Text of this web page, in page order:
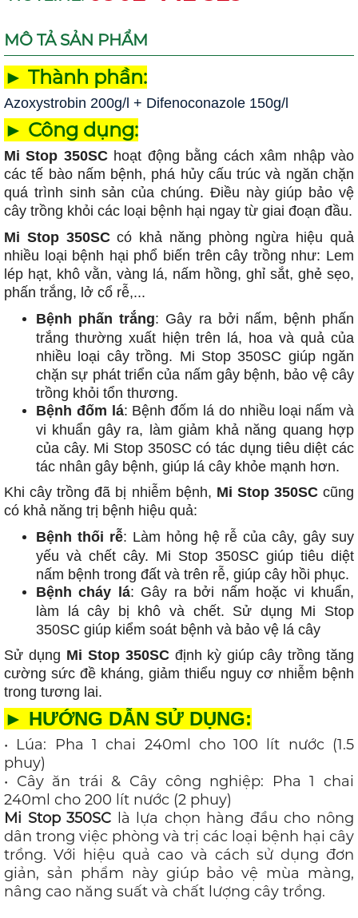
MÔ TẢ SẢN PHẨM
► Thành phần:
Azoxystrobin 200g/l + Difenoconazole 150g/l
► Công dụng:
Mi Stop 350SChoạt động bằng cách xâm nhập vào
các tế bào nấm bệnh, phá hủy cấu trúc và ngăn chặn
quá trình sinh sản của chúng. Điều này giúp bảo vệ
cây trồng khỏi các loại bệnh hại ngay từ giai đoạn đầu.
Mi Stop 350SCcó khả năng phòng ngừa hiệu quả
nhiều loại bệnh hại phổ biến trên cây trồng như: Lem
lép hạt, khô vằn, vàng lá, nấm hồng, ghỉ sắt, ghẻ sẹo,
phấn trắng, lở cổ rễ,...
Bệnh phấn trắng: Gây ra bởi nấm, bệnh phấn
trắng thường xuất hiện trên lá, hoa và quả của
nhiều loại cây trồng. Mi Stop 350SC giúp ngăn
chặn sự phát triển của nấm gây bệnh, bảo vệ cây
trồng khỏi tổn thương.
Bệnh đốm lá: Bệnh đốm lá do nhiều loại nấm và
vi khuẩn gây ra, làm giảm khả năng quang hợp
của cây. Mi Stop 350SC có tác dụng tiêu diệt các
tác nhân gây bệnh, giúp lá cây khỏe mạnh hơn.
Khi cây trồng đã bị nhiễm bệnh, Mi Stop 350SCcũng
có khả năng trị bệnh hiệu quả:
Bệnh thối rễ: Làm hỏng hệ rễ của cây, gây suy
yếu và chết cây. Mi Stop 350SC giúp tiêu diệt
nấm bệnh trong đất và trên rễ, giúp cây hồi phục.
Bệnh cháy lá: Gây ra bởi nấm hoặc vi khuẩn,
làm lá cây bị khô và chết. Sử dụng Mi Stop
350SC giúp kiểm soát bệnh và bảo vệ lá cây
Sử dụng Mi Stop 350SCđịnh kỳ giúp cây trồng tăng
cường sức đề kháng, giảm thiểu nguy cơ nhiễm bệnh
trong tương lai.
► HƯỚNG DẪN SỬ DỤNG:
• Lúa: Pha 1 chai 240ml cho 100 lít nước (1.5
phuy)
• Cây ăn trái & Cây công nghiệp: Pha 1 chai
240ml cho 200 lít nước (2 phuy)
Mi Stop 350SC là lựa chọn hàng đầu cho nông
dân trong việc phòng và trị các loại bệnh hại cây
trồng. Với hiệu quả cao và cách sử dụng đơn
giản, sản phẩm này giúp bảo vệ mùa màng,
nâng cao năng suất và chất lượng cây trồng.